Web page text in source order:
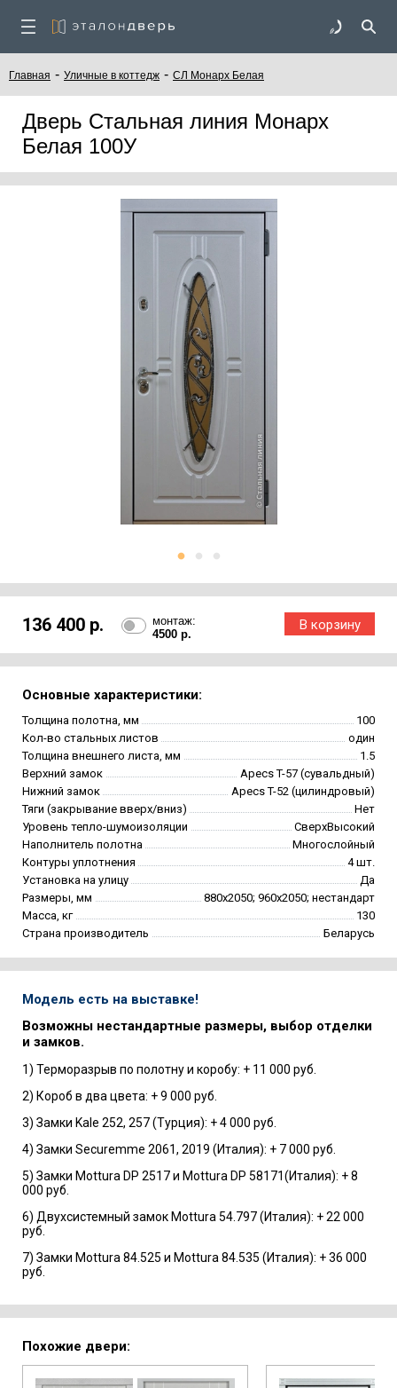
Главная - Уличные в коттедж - СЛ Монарх Белая
Дверь Стальная линия Монарх
Белая 100У
136 400 р.
монтаж:
4500 р.
Основные характеристики:
Толщина полотна, мм
100
Кол-во стальных листов
один
Толщина внешнего листа, мм
1.5
Верхний замок
Apecs T-57 (сувальдный)
Нижний замок
Apecs T-52 (цилиндровый)
Тяги (закрывание вверх/вниз)
Нет
Уровень тепло-шумоизоляции
СверхВысокий
Наполнитель полотна
Многослойный
Контуры уплотнения
4 шт.
Установка на улицу
Да
Размеры, мм
880х2050; 960х2050; нестандарт
Масса, кг
130
Страна производитель
Беларусь
Модель есть на выставке!
Возможны нестандартные размеры, выбор отделки
и замков.
1) Терморазрыв по полотну и коробу: + 11 000 руб.
2) Короб в два цвета: + 9 000 руб.
3) Замки Kale 252, 257 (Турция): + 4 000 руб.
4) Замки Securemme 2061, 2019 (Италия): + 7 000 руб.
5) Замки Mottura DP 2517 и Mottura DP 58171(Италия): + 8
000 руб.
6) Двухсистемный замок Mottura 54.797 (Италия): + 22 000
руб.
7) Замки Mottura 84.525 и Mottura 84.535 (Италия): + 36 000
руб.
Похожие двери: